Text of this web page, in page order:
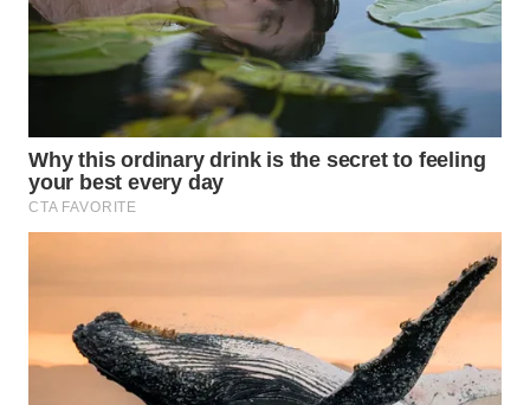
Group
WAHANA
WAHANA
TANI
WAHANA
INFRASTRUKTUR